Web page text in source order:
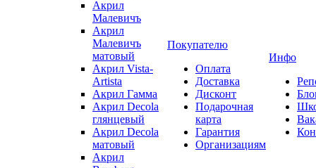
Акрил
Малевичъ
Акрил
Малевичъ
матовый
Акрил Vista-
Artista
Акрил Гамма
Акрил Decola
глянцевый
Акрил Decola
матовый
Акрил
Покупателю
Оплата
Доставка
Дисконт
Подарочная
карта
Гарантия
Организациям
Инфо